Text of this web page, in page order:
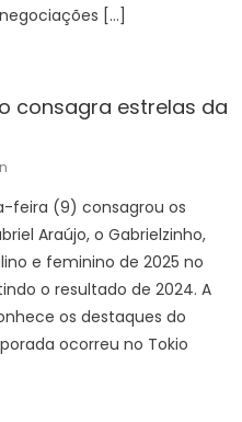
[…]
consagra estrelas da
feira (9) consagrou os
Araújo, o Gabrielzinho,
e feminino de 2025 no
o resultado de 2024. A
os destaques do
ocorreu no Tokio